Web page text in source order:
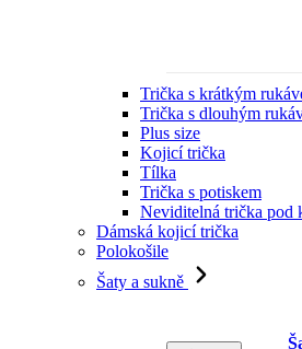
Trička s krátkým
Trička s dlouhým
Plus size
Kojicí trička
Tílka
Trička s potiskem
Neviditelná trička pod
Dámská kojicí trička
Polokošile
Šaty a sukně